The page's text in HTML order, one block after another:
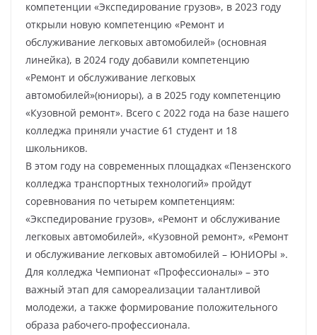
компетенции «Экспедирование грузов», в 2023 году
открыли новую компетенцию «Ремонт и
обслуживание легковых автомобилей» (основная
линейка), в 2024 году добавили компетенцию
«Ремонт и обслуживание легковых
автомобилей»(юниоры), а в 2025 году компетенцию
«Кузовной ремонт». Всего с 2022 года на базе нашего
колледжа приняли участие 61 студент и 18
школьников.
В этом году на современных площадках «Пензенского
колледжа транспортных технологий» пройдут
соревнования по четырем компетенциям:
«Экспедирование грузов», «Ремонт и обслуживание
легковых автомобилей», «Кузовной ремонт», «Ремонт
и обслуживание легковых автомобилей – ЮНИОРЫ ».
Для колледжа Чемпионат «Профессионалы» – это
важный этап для самореализации талантливой
молодежи, а также формирование положительного
образа рабочего-профессионала.